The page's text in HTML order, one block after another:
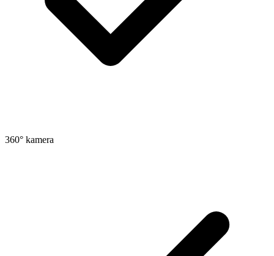
360° kamera